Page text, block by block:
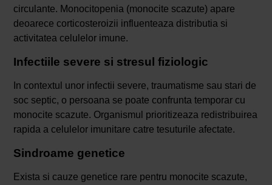
circulante. Monocitopenia (monocite scazute) apare
deoarece corticosteroizii influenteaza distributia si
activitatea celulelor imune.
Infectiile severe si stresul fiziologic
In contextul unor infectii severe, traumatisme sau stari de
soc septic, o persoana se poate confrunta temporar cu
monocite scazute. Organismul prioritizeaza redistribuirea
rapida a celulelor imunitare catre tesuturile afectate.
Sindroame genetice
Exista si cauze genetice rare pentru monocite scazute,